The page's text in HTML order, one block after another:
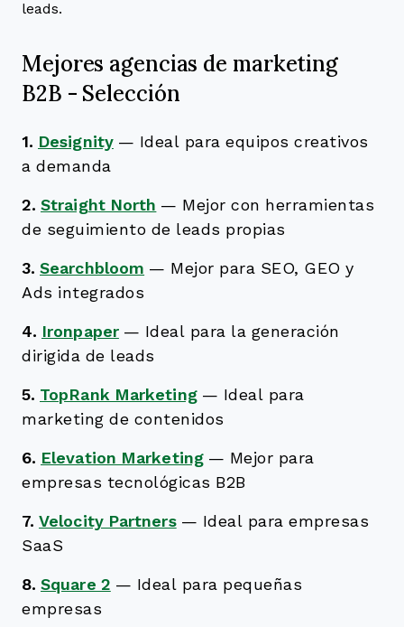
leads.
Mejores agencias de marketing
B2B - Selección
1. Designity — Ideal para equipos creativos
a demanda
2. Straight North — Mejor con herramientas
de seguimiento de leads propias
3. Searchbloom — Mejor para SEO, GEO y
Ads integrados
4. Ironpaper — Ideal para la generación
dirigida de leads
5. TopRank Marketing — Ideal para
marketing de contenidos
6. Elevation Marketing — Mejor para
empresas tecnológicas B2B
7. Velocity Partners — Ideal para empresas
SaaS
8. Square 2 — Ideal para pequeñas
empresas